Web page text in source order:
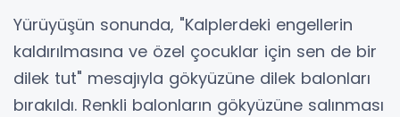
Yürüyüşün sonunda, "Kalplerdeki engellerin
kaldırılmasına ve özel çocuklar için sen de bir
dilek tut" mesajıyla gökyüzüne dilek balonları
bırakıldı. Renkli balonların gökyüzüne salınması